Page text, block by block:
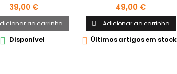
Preço
39,00 €
ao carrinho
 Disponível
Preço
49,00 €
 Adicionar ao carrinho
 Últimos artigos em stock